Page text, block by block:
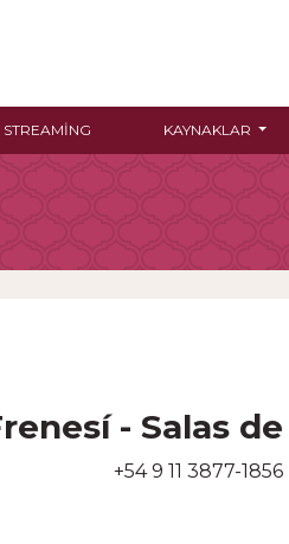
STREAMING KAYNAKLAR
- Salas
+54 9 11 3877-1856